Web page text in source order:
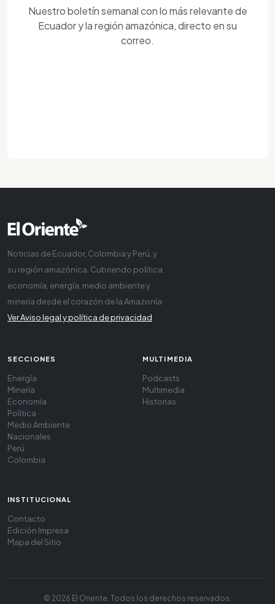
Nuestro boletín semanal con lo más relevante de
Ecuador y la región amazónica, directo en su
correo.
Noticias de Ecuador, Colombia y Perú, y
su región amazónica. Cubriendo política,
economía, energía, medio ambiente y
minería desde el corazón de la Amazonía
Ver Aviso legal y política de privacidad
SECCIONES
Energía
Minería
Economía
Política
Medio Ambiente
Nacionales
Perú
Colombia
MULTIMEDIA
Podcasts
Multimedia
Historias
INSTITUCIONAL
Contacto
Edición Impresa
Mapa del Sitio
© 2026 El Oriente. Todos los derechos reservados.